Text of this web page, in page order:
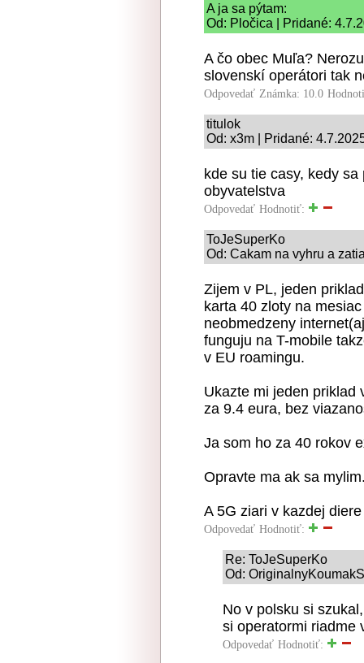
A ja sa pýtam:
Od: Pločica | Pridané:
A čo obec Muľa?
slovenskí operátori tak
Odpovedať Známka: 10.0
titulok
Od: x3m | Pridané:
kde su tie casy, kedy
obyvatelstva
Odpovedať Hodnotiť:
ToJeSuperKo
Od: Cakam na vyhru a
Zijem v PL, jeden
karta 40 zloty na
neobmedzeny
funguju na T-mobile
v EU roamingu.
Ukazte mi jeden priklad
za 9.4 eura, bez
Ja som ho za 40 rokov
Opravte ma ak sa
A 5G ziari v kazdej
Odpovedať Hodnotiť:
Re: ToJeSuperKo
Od:
No v polsku si
si operatormi riadme
Odpovedať Hodnotiť: